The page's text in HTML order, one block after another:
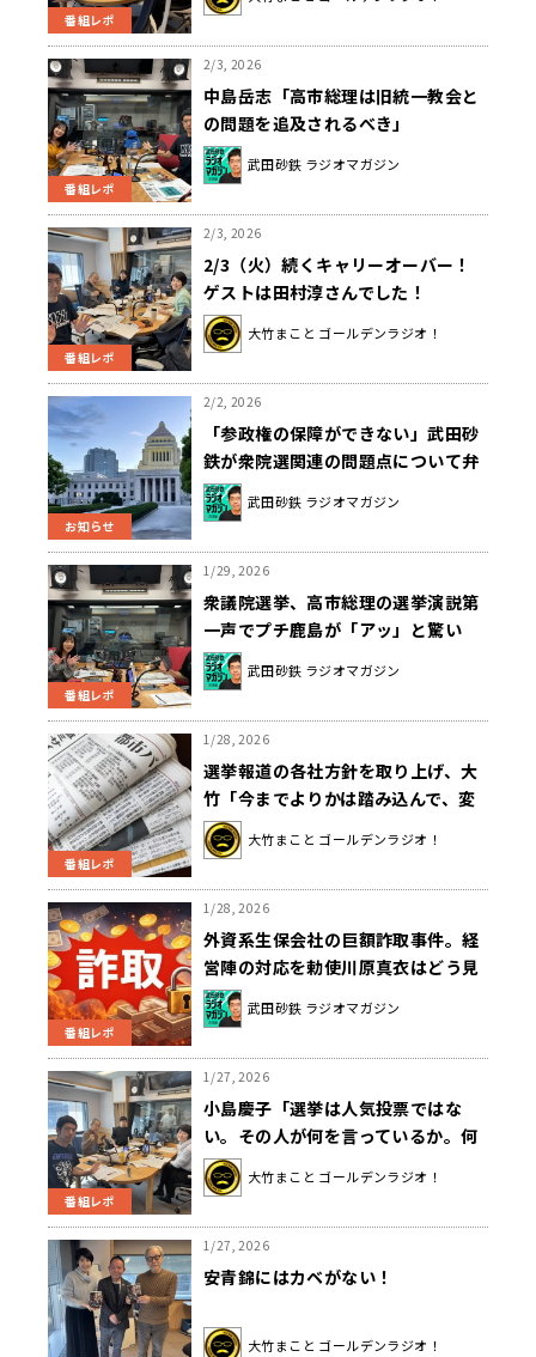
番組レポ
番組レポ
2/3, 2026
中島岳志「高市総理は旧統一教会と
の問題を追及されるべき」
武田砂鉄 ラジオマガジン
番組レポ
2/3, 2026
2/3（火）続くキャリーオーバー！
ゲストは田村淳さんでした！
大竹まこと ゴールデンラジオ！
お知らせ
2/2, 2026
「参政権の保障ができない」武田砂
鉄が衆院選関連の問題点について弁
護士と議論
武田砂鉄 ラジオマガジン
番組レポ
1/29, 2026
衆議院選挙、高市総理の選挙演説第
一声でプチ鹿島が「アッ」と驚い
た！！
武田砂鉄 ラジオマガジン
番組レポ
1/28, 2026
選挙報道の各社方針を取り上げ、大
竹「今までよりかは踏み込んで、変
えていきたいという意思の表れ」
大竹まこと ゴールデンラジオ！
番組レポ
1/28, 2026
外資系生保会社の巨額詐取事件。経
営陣の対応を勅使川原真衣はどう見
た？
武田砂鉄 ラジオマガジン
番組レポ
1/27, 2026
小島慶子「選挙は人気投票ではな
い。その人が何を言っているか。何
をしてきたか。」
大竹まこと ゴールデンラジオ！
1/27, 2026
安青錦にはカベがない！
大竹まこと ゴールデンラジオ！